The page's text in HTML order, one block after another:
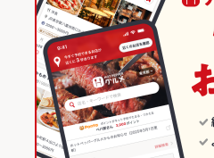
京都 × 焼肉
烏丸御池・四条烏丸のグルメランキ
烏丸御池・四条烏丸の焼肉・ホル
四条烏丸のグルメランキング
四条烏丸の焼肉・ホルモンランキン